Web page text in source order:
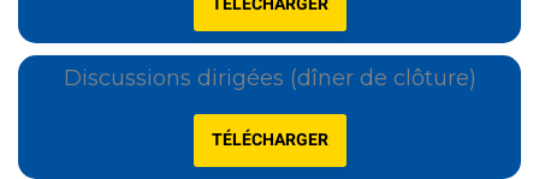
Discussions dirigées (dîner de clôture)
TÉLÉCHARGER